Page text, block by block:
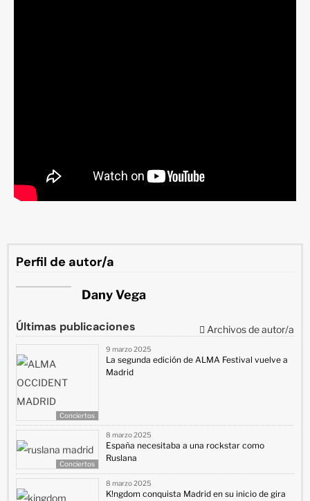
Perfil de autor/a
Dany Vega
Últimas publicaciones Archivos de autor/a
Conciertos
9 marzo 2025
La segunda edición de ALMA Festival vuelve a
Madrid
Conciertos
8 marzo 2025
España necesitaba a una rockstar como
Ruslana
8 marzo 2025
K!ngdom conquista Madrid en su inicio de gira